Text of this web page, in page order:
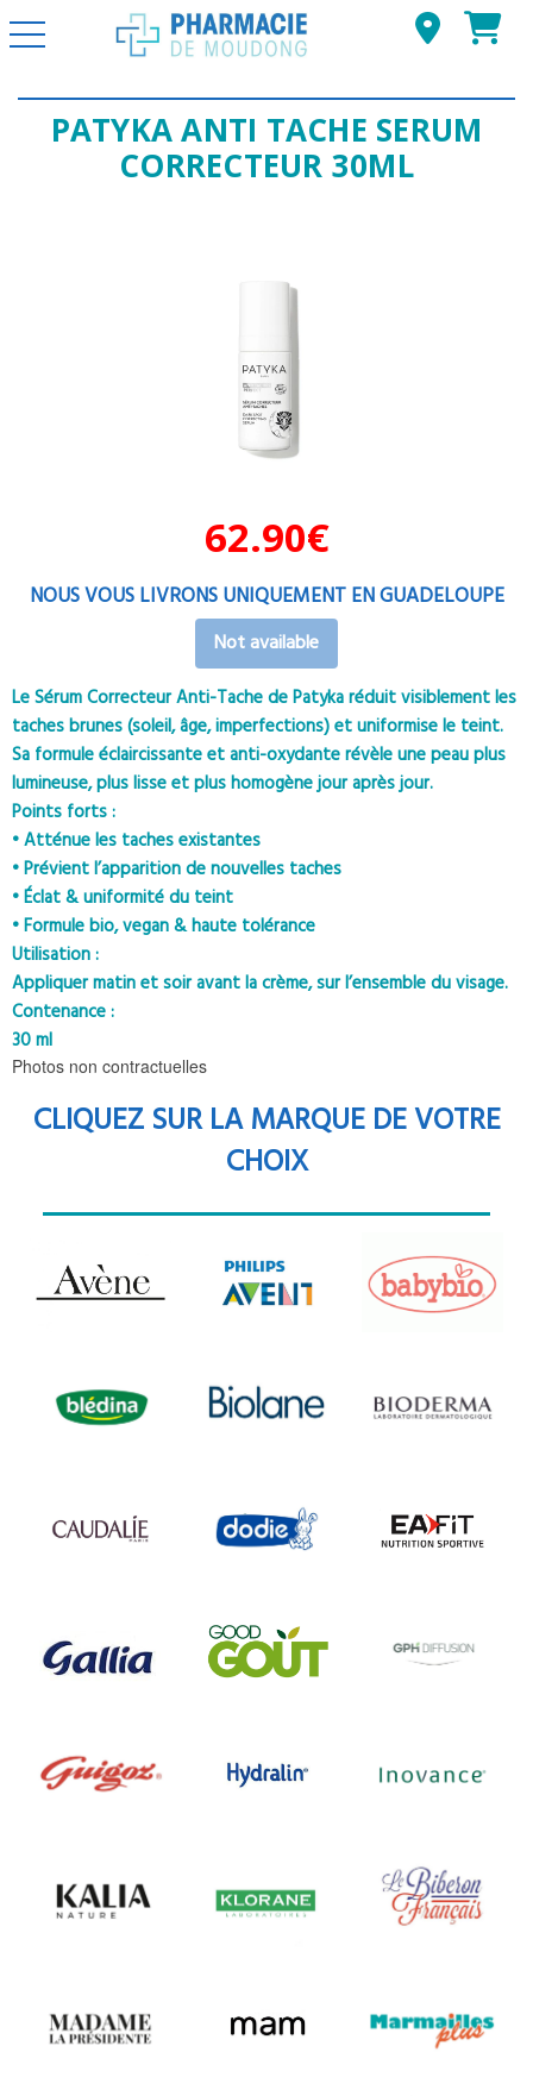
Basculer la navigation
PATYKA ANTI TACHE SERUM
CORRECTEUR 30ML
62.90€
NOUS VOUS LIVRONS UNIQUEMENT EN GUADELOUPE
Not available
Le Sérum Correcteur Anti-Tache de Patyka réduit visiblement les
taches brunes (soleil, âge, imperfections) et uniformise le teint.
Sa formule éclaircissante et anti-oxydante révèle une peau plus
lumineuse, plus lisse et plus homogène jour après jour.
Points forts :
• Atténue les taches existantes
• Prévient l’apparition de nouvelles taches
• Éclat & uniformité du teint
• Formule bio, vegan & haute tolérance
Utilisation :
Appliquer matin et soir avant la crème, sur l’ensemble du visage.
Contenance :
30 ml
Photos non contractuelles
CLIQUEZ SUR LA MARQUE DE VOTRE
CHOIX